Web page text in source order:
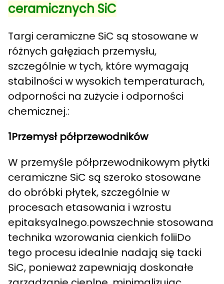
ceramicznych SiC
Targi ceramiczne SiC są stosowane w
różnych gałęziach przemysłu,
szczególnie w tych, które wymagają
stabilności w wysokich temperaturach,
odporności na zużycie i odporności
chemicznej.:
1Przemysł półprzewodników
W przemyśle półprzewodnikowym płytki
ceramiczne SiC są szeroko stosowane
do obróbki płytek, szczególnie w
procesach etasowania i wzrostu
epitaksyalnego.powszechnie stosowana
technika wzorowania cienkich foliiDo
tego procesu idealnie nadają się tacki
SiC, ponieważ zapewniają doskonałe